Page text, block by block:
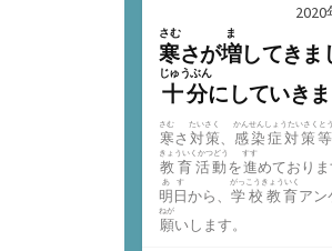
2020
寒
さむ
さが増
ま
してきま
十分
じゅうぶん
にしていき
寒
さむ
さ 対策
たいさく
、 感染症対策等
かんせんしょうたいさくとう
教育活動
きょういくかつどう
を進
すす
めておりま
明日
あす
から、 学校教育
がっこうきょういく
アン
願
ねが
いします。